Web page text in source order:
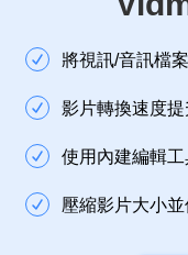
將視訊/音訊檔
影片轉換速度
使用內建編輯
壓縮影片大小